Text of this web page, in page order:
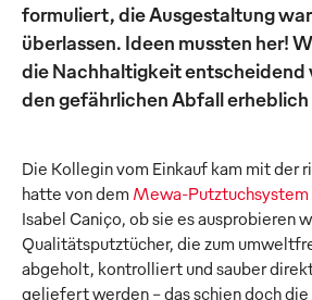
formuliert, die Ausgestaltung
überlassen. Ideen mussten her!
die Nachhaltigkeit entscheidend
den gefährlichen Abfall erheblich
Die Kollegin vom Einkauf kam mit der
hatte von dem Mewa-Putztuchsystem
Isabel Caniço, ob sie es ausprobieren
Qualitätsputztücher, die zum
abgeholt, kontrolliert und sauber
geliefert werden – das schien doch die